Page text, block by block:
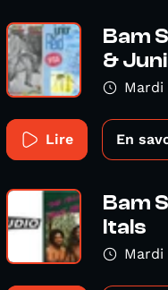
Bam
&
Mardi
Lire En
Bam
Itals
Mardi